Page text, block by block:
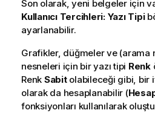
Son olarak, yeni belgeler için
Kullanıcı Tercihleri: Yazı Tipi
ayarlanabilir.
Grafikler, düğmeler ve (arama
nesneleri için bir yazı tipi Renk
Renk Sabitolabileceği gibi, bir
olarak da hesaplanabilir (
fonksiyonları kullanılarak